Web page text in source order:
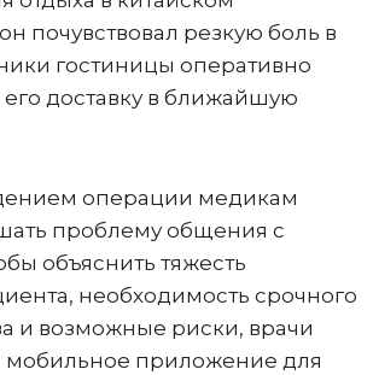
почувствовал резкую боль в
гостиницы оперативно
доставку в ближайшую
операции медикам
проблему общения с
объяснить тяжесть
необходимость срочного
и возможные риски, врачи
мобильное приложение для